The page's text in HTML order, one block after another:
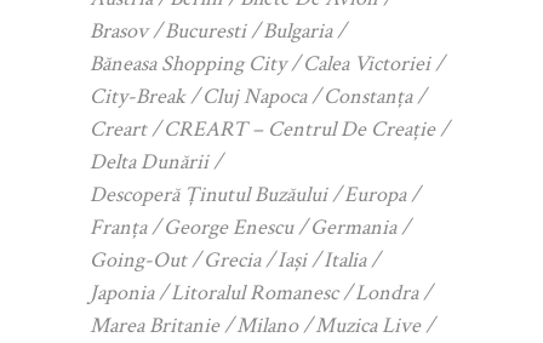
Brasov
Bucuresti
Bulgaria
Băneasa Shopping City
Calea Victoriei
City-Break
Cluj Napoca
Constanța
Creart
CREART – Centrul De Creație
Delta Dunării
Descoperă Ținutul Buzăului
Europa
Franța
George Enescu
Germania
Going-Out
Grecia Iași
Italia
Japonia
Litoralul Romanesc
Londra
Marea Britanie
Milano
Muzica Live